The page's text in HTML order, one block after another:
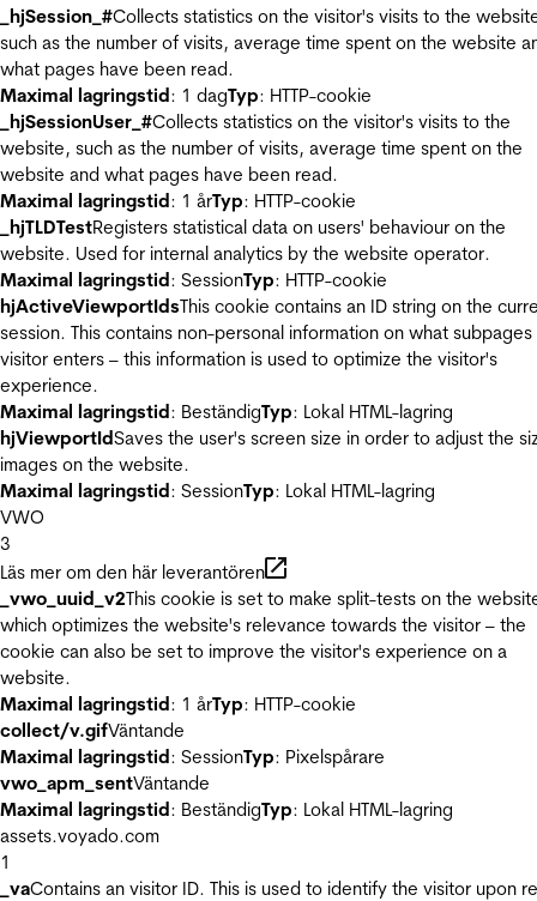
_hjSession_#Collects statistics on the visitor's visits to the
such as the number of visits, average time spent on the website
what pages have been read.
Maximal lagringstid: 1 dagTyp: HTTP-cookie
_hjSessionUser_#Collects statistics on the visitor's visits to the
website, such as the number of visits, average time spent on the
website and what pages have been read.
Maximal lagringstid: 1 årTyp: HTTP-cookie
_hjTLDTestRegisters statistical data on users' behaviour on the
website. Used for internal analytics by the website operator.
Maximal lagringstid: SessionTyp: HTTP-cookie
hjActiveViewportIdsThis cookie contains an ID string on the
session. This contains non-personal information on what
visitor enters – this information is used to optimize the visitor's
experience.
Maximal lagringstid: BeständigTyp: Lokal HTML-lagring
hjViewportIdSaves the user's screen size in order to adjust the
images on the website.
Maximal lagringstid: SessionTyp: Lokal HTML-lagring
VWO
3
Läs mer om den här leverantören
_vwo_uuid_v2This cookie is set to make split-tests on the
which optimizes the website's relevance towards the visitor – the
cookie can also be set to improve the visitor's experience on a
website.
Maximal lagringstid: 1 årTyp: HTTP-cookie
collect/v.gifVäntande
Maximal lagringstid: SessionTyp: Pixelspårare
vwo_apm_sentVäntande
Maximal lagringstid: BeständigTyp: Lokal HTML-lagring
assets.voyado.com
1
_vaContains an visitor ID. This is used to identify the visitor upon